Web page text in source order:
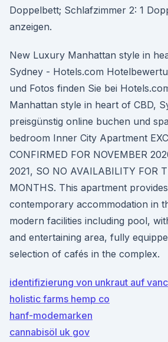
Doppelbett; Schlafzimmer 2: 1
anzeigen.
New Luxury Manhattan style in
Sydney - Hotels.com
und Fotos finden Sie bei
Manhattan style in heart of CBD,
preisgünstig online buchen und
bedroom Inner City Apartment
CONFIRMED FOR NOVEMBER
2021, SO NO AVAILABILITY FOR
MONTHS. This apartment
contemporary accommodation in
modern facilities including pool,
and entertaining area, fully
selection of cafés in the complex.
identifizierung von unkraut auf
holistic farms hemp co
hanf-modemarken
cannabisöl uk gov